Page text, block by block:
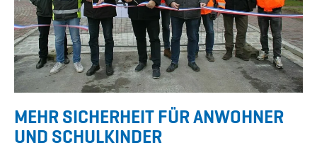
MEHR SICHERHEIT FÜR ANWOHNER
UND SCHULKINDER